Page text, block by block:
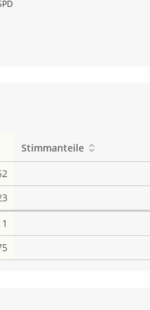
Stimmanteile
1